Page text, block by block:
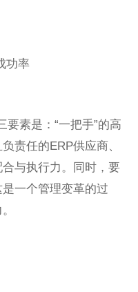
功率
素是：“一把手”的高
责任的ERP供应商、
与执行力。同时，要
一个管理变革的过